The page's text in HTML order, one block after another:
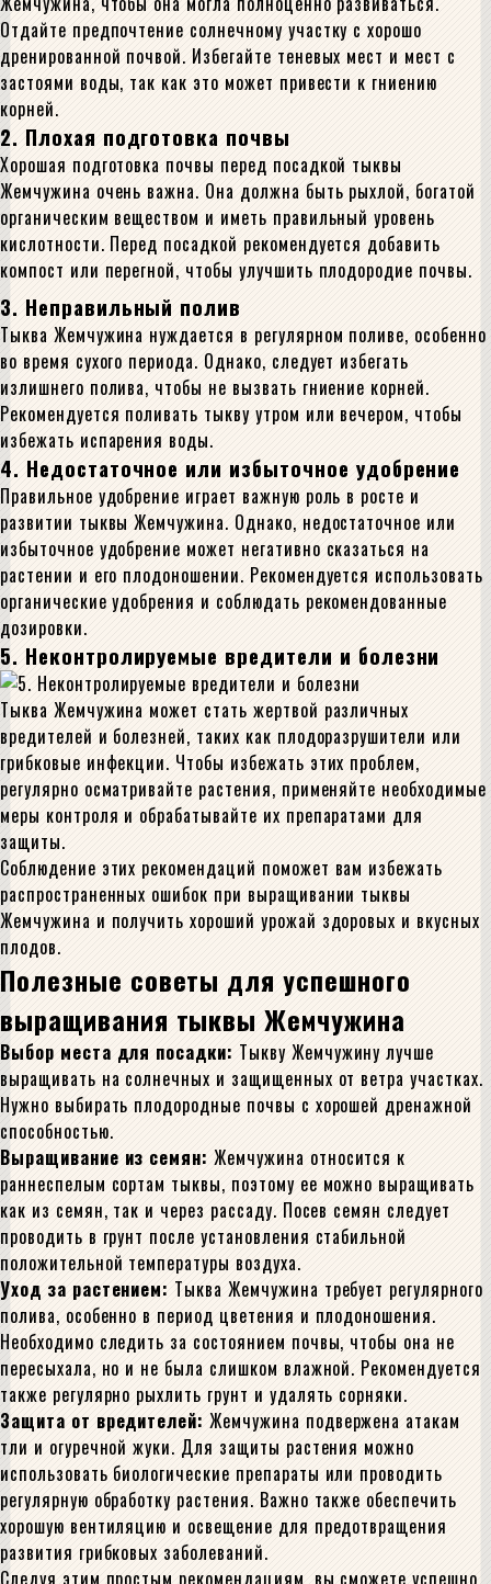
Отдайте предпочтение солнечному участку с хорошо
дренированной почвой. Избегайте теневых мест и мест с
застоями воды, так как это может привести к гниению
корней.
2. Плохая подготовка почвы
Хорошая подготовка почвы перед посадкой тыквы
Жемчужина очень важна. Она должна быть рыхлой, богатой
органическим веществом и иметь правильный уровень
кислотности. Перед посадкой рекомендуется добавить
компост или перегной, чтобы улучшить плодородие почвы.
3. Неправильный полив
Тыква Жемчужина нуждается в регулярном поливе, особенно
во время сухого периода. Однако, следует избегать
излишнего полива, чтобы не вызвать гниение корней.
Рекомендуется поливать тыкву утром или вечером, чтобы
избежать испарения воды.
4. Недостаточное или избыточное удобрение
Правильное удобрение играет важную роль в росте и
развитии тыквы Жемчужина. Однако, недостаточное или
избыточное удобрение может негативно сказаться на
растении и его плодоношении. Рекомендуется использовать
органические удобрения и соблюдать рекомендованные
дозировки.
5. Неконтролируемые вредители и болезни
Тыква Жемчужина может стать жертвой различных
вредителей и болезней, таких как плодоразрушители или
грибковые инфекции. Чтобы избежать этих проблем,
регулярно осматривайте растения, применяйте необходимые
меры контроля и обрабатывайте их препаратами для
защиты.
Соблюдение этих рекомендаций поможет вам избежать
распространенных ошибок при выращивании тыквы
Жемчужина и получить хороший урожай здоровых и вкусных
плодов.
Полезные советы для успешного
выращивания тыквы Жемчужина
Выбор места для посадки: Тыкву Жемчужину лучше
выращивать на солнечных и защищенных от ветра участках.
Нужно выбирать плодородные почвы с хорошей дренажной
способностью.
Выращивание из семян: Жемчужина относится к
раннеспелым сортам тыквы, поэтому ее можно выращивать
как из семян, так и через рассаду. Посев семян следует
проводить в грунт после установления стабильной
положительной температуры воздуха.
Уход за растением: Тыква Жемчужина требует регулярного
полива, особенно в период цветения и плодоношения.
Необходимо следить за состоянием почвы, чтобы она не
пересыхала, но и не была слишком влажной. Рекомендуется
также регулярно рыхлить грунт и удалять сорняки.
Защита от вредителей: Жемчужина подвержена атакам
тли и огуречной жуки. Для защиты растения можно
использовать биологические препараты или проводить
регулярную обработку растения. Важно также обеспечить
хорошую вентиляцию и освещение для предотвращения
развития грибковых заболеваний.
Следуя этим простым рекомендациям, вы сможете успешно